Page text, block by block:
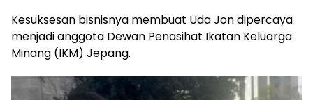
Kesuksesan bisnisnya membuat Uda Jon dipercaya
menjadi anggota Dewan Penasihat Ikatan Keluarga
Minang (IKM) Jepang.